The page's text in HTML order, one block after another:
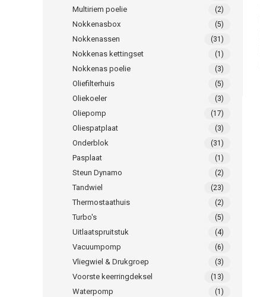
Multiriem poelie (2)
Nokkenasbox (5)
Nokkenassen (31)
Nokkenas kettingset (1)
Nokkenas poelie (3)
Oliefilterhuis (5)
Oliekoeler (3)
Oliepomp (17)
Oliespatplaat (3)
Onderblok (31)
Pasplaat (1)
Steun Dynamo (2)
Tandwiel (23)
Thermostaathuis (2)
Turbo's (5)
Uitlaatspruitstuk (4)
Vacuumpomp (6)
Vliegwiel & Drukgroep (3)
Voorste keerringdeksel (13)
Waterpomp (1)